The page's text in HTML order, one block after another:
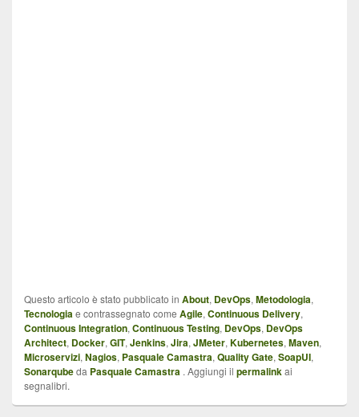
Questo articolo è stato pubblicato in About, DevOps, Metodologia,
Tecnologiae contrassegnato come Agile, Continuous Delivery,
Continuous Integration, Continuous Testing, DevOps, DevOps
Architect, Docker, GIT, Jenkins, Jira, JMeter, Kubernetes, Maven,
Microservizi, Nagios, Pasquale Camastra, Quality Gate, SoapUI,
Sonarqubeda Pasquale Camastra . Aggiungi il permalinkai
segnalibri.